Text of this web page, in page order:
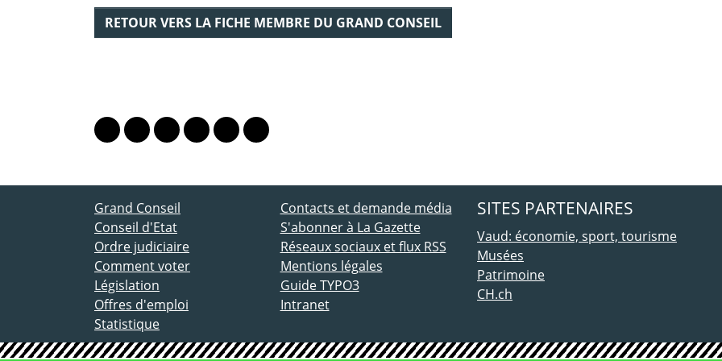
RETOUR VERS LA FICHE MEMBRE DU GRAND CONSEIL
Lien vers le profil Mastodon
Lien vers le profil Bluesky
Lien vers le profil Instagram
Lien vers le profil Linkedin
Lien vers le profil Facebook
Lien vers le profil Twitter
ACCÈS DIRECT
Grand Conseil
Conseil d'Etat
Ordre judiciaire
Comment voter
Législation
Offres d'emploi
Statistique
Contacts et demande média
S'abonner à La Gazette
Réseaux sociaux et flux RSS
Mentions légales
Guide TYPO3
Intranet
SITES PARTENAIRES
Vaud: économie, sport, tourisme
Musées
Patrimoine
CH.ch